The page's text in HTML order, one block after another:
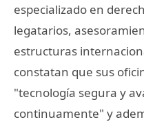
especializado en
legatarios,
estructuras
constatan que sus
"tecnología segura y
continuamente" y